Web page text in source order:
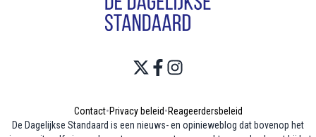
Contact•Privacy beleid•Reageerdersbeleid
De Dagelijkse Standaard is een nieuws- en opinieweblog dat bovenop het